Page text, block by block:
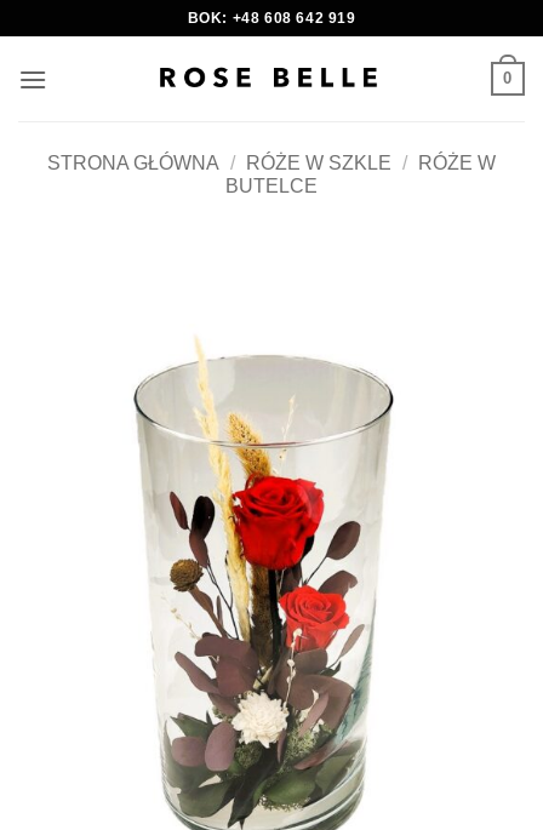
content
BOK: +48 608 642 919
0
STRONA GŁÓWNA / RÓŻE W SZKLE /
RÓŻE W
BUTELCE